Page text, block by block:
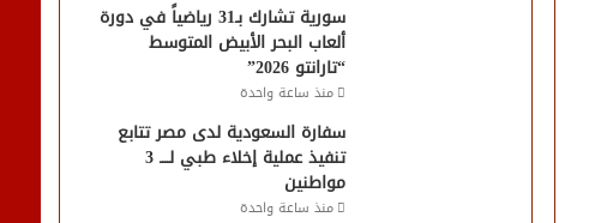
سورية تشارك بـ31 رياضياً في دورة
ألعاب البحر الأبيض المتوسط
“تارانتو 2026”
منذ ساعة واحدة
سفارة السعودية لدى مصر تتابع
تنفيذ عملية إخلاء طبي لــــ 3
مواطنين
منذ ساعة واحدة